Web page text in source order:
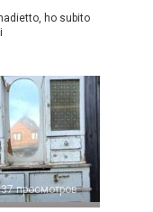
ho subito
просмотров